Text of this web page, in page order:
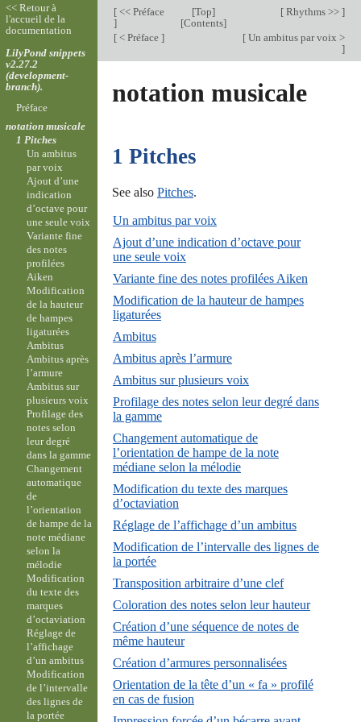
[<< Préface
]
[Top]
[Contents]
[Rhythms >> ]
[< Préface ] [Un ambitus par voix >
]
notation musicale
1 Pitches
See also Pitches.
Un ambitus par voix
Ajout d’une indication d’octave pour
une seule voix
Variante fine des notes profilées Aiken
Modification de la hauteur de hampes
ligaturées
Ambitus
Ambitus après l’armure
Ambitus sur plusieurs voix
Profilage des notes selon leur degré dans
la gamme
Changement automatique de
l’orientation de hampe de la note
médiane selon la mélodie
Modification du texte des marques
d’octaviation
Réglage de l’affichage d’un ambitus
Modification de l’intervalle des lignes de
la portée
Transposition arbitraire d’une clef
Coloration des notes selon leur hauteur
Création d’une séquence de notes de
même hauteur
Création d’armures personnalisées
Orientation de la tête d’un « fa » profilé
en cas de fusion
<< Retour à
l'accueil de la
documentation
LilyPond snippets
v2.27.2
(development-
branch).
Préface
notation musicale
1 Pitches
Un ambitus
par voix
Ajout d’une
indication
d’octave pour
une seule voix
Variante fine
des notes
profilées
Aiken
Modification
de la hauteur
de hampes
ligaturées
Ambitus
Ambitus après
l’armure
Ambitus sur
plusieurs voix
Profilage des
notes selon
leur degré
dans la gamme
Changement
automatique
de
l’orientation
de hampe de la
note médiane
selon la
mélodie
Modification
du texte des
marques
d’octaviation
Réglage de
l’affichage
d’un ambitus
Modification
de l’intervalle
des lignes de
la portée